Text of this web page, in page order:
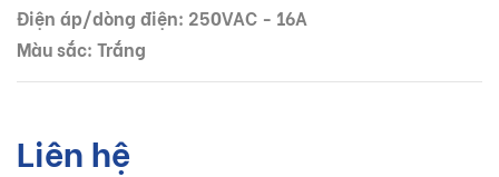
Điện áp/dòng điện: 250VAC - 16A
Màu sắc: Trắng
Liên hệ